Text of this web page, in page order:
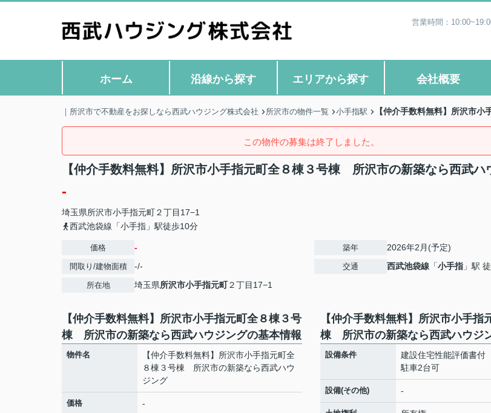
営業時間：
ホーム 沿線から探す エリアから探す 会社概要
｜所沢市で不動産をお探しなら西武ハウジング株式会社 所沢市の物件一覧 小手指駅 【仲介手数料無料】所沢市
この物件の募集は終了しました。
【仲介手数料無料】所沢市小手指元町全８棟３号棟 所沢市の新築なら西武ハ
-
埼玉県所沢市小手指元町２丁目17−1
西武池袋線「小手指」駅徒歩10分
価格 -
間取り/建物面積 -/-
所在地 埼玉県所沢市小手指元町２丁目17−1
築年 2026年2月(予定)
交通 西武池袋線 「小手指 」駅
【仲介手数料無料】所沢市小手指元町全８棟３号
棟 所沢市の新築なら西武ハウジングの基本情報
物件名
【仲介手数料無料】所沢市小手指元町全
８棟３号棟 所沢市の新築なら西武ハウ
ジング
価格 -
【仲介手数料無料】所沢市小手指
棟 所沢市の新築なら西武ハウジ
設備条件
建設住宅性能評価書付
駐車2台可
設備(その他) -